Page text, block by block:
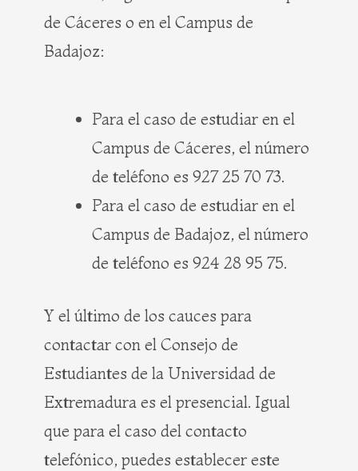
de Cáceres o en el Campus de
Badajoz:
Para el caso de estudiar en el
Campus de Cáceres, el número
de teléfono es 927 25 70 73.
Para el caso de estudiar en el
Campus de Badajoz, el número
de teléfono es 924 28 95 75.
Y el último de los cauces para
contactar con el Consejo de
Estudiantes de la Universidad de
Extremadura es el presencial. Igual
que para el caso del contacto
telefónico, puedes establecer este